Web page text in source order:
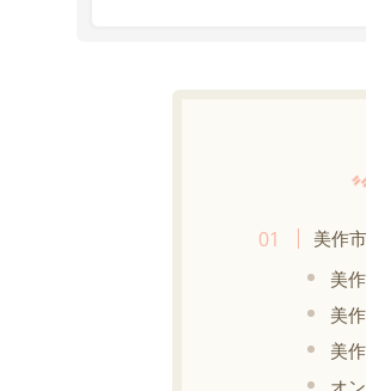
美作
美
美
美
オ